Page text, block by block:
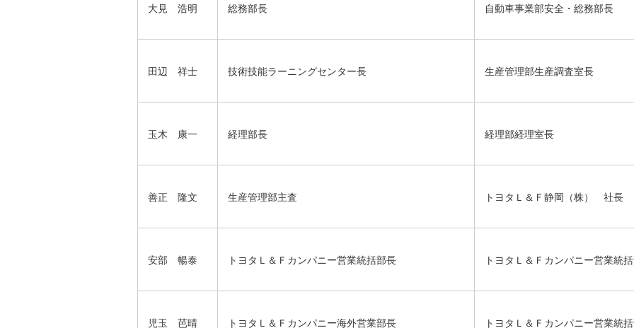
大見 浩明 総務部長 自動車事業部安全・総務部長
田辺 祥士 技術技能ラーニングセンター長 生産管理部生産調査室長
玉木 康一 経理部長 経理部経理室長
善正 隆文 生産管理部主査 トヨタＬ＆Ｆ静岡（株） 社長
安部 暢泰 トヨタＬ＆Ｆカンパニー営業統括部長 トヨタＬ＆Ｆカンパニー営業統
児玉 芭晴 トヨタＬ＆Ｆカンパニー海外営業部長 トヨタＬ＆Ｆカンパニー営業統